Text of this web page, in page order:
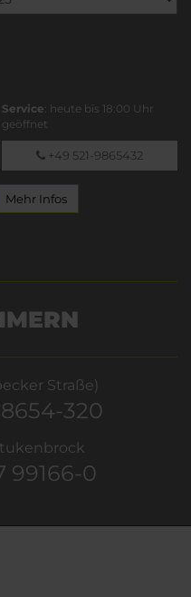
Service: heute bis 18:00 Uhr
geöffnet
+49 521-9865432
Mehr Infos
Straße)
320
99166-0